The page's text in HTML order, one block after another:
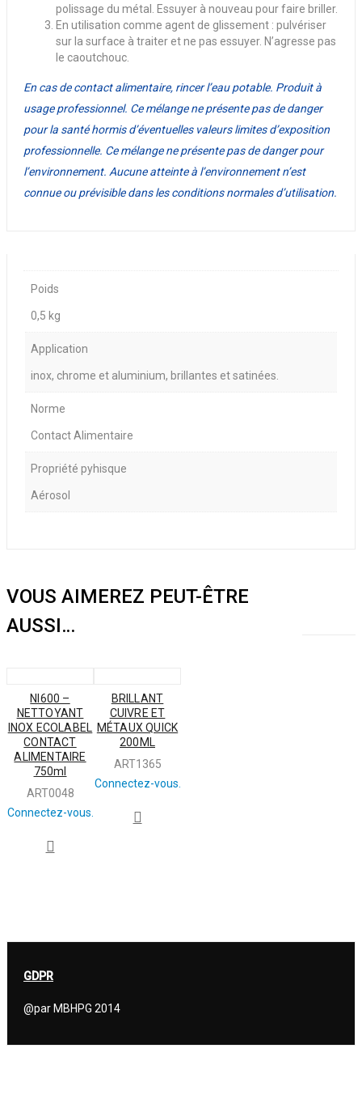
polissage du métal. Essuyer à nouveau pour faire briller.
En utilisation comme agent de glissement : pulvériser
sur la surface à traiter et ne pas essuyer. N’agresse pas
le caoutchouc.
En cas de contact alimentaire, rincer l’eau potable. Produit à
usage professionnel. Ce mélange ne présente pas de danger
pour la santé hormis d’éventuelles valeurs limites d’exposition
professionnelle. Ce mélange ne présente pas de danger pour
l’environnement. Aucune atteinte à l’environnement n’est
connue ou prévisible dans les conditions normales d’utilisation.
Poids
0,5 kg
Application
inox, chrome et aluminium, brillantes et satinées.
Norme
Contact Alimentaire
Propriété pyhisque
Aérosol
VOUS AIMEREZ PEUT-ÊTRE
AUSSI…
NI600 –
NETTOYANT
INOX ECOLABEL
CONTACT
ALIMENTAIRE
750ml
ART0048
Connectez-vous.
BRILLANT
CUIVRE ET
MÉTAUX QUICK
200ML
ART1365
Connectez-vous.
GDPR
@par MBHPG 2014